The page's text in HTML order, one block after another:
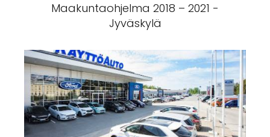
Maakuntaohjelma 2018 – 2021 -
Jyväskylä